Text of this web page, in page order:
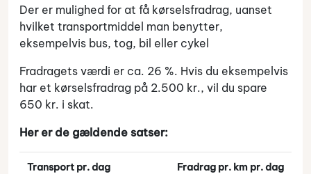
Der er mulighed for at få kørselsfradrag, uanset
hvilket transportmiddel man benytter,
eksempelvis bus, tog, bil eller cykel
Fradragets værdi er ca. 26 %. Hvis du eksempelvis
har et kørselsfradrag på 2.500 kr., vil du spare
650 kr. i skat.
Her er de gældende satser:
Transport pr. dag Fradrag pr. km pr. dag